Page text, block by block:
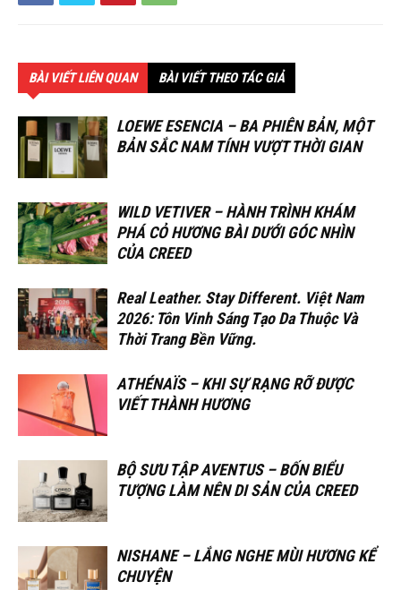
BÀI VIẾT LIÊN QUAN BÀI VIẾT THEO TÁC GIẢ
LOEWE ESENCIA – BA PHIÊN BẢN, MỘT
BẢN SẮC NAM TÍNH VƯỢT THỜI GIAN
WILD VETIVER – HÀNH TRÌNH KHÁM
PHÁ CỎ HƯƠNG BÀI DƯỚI GÓC NHÌN
CỦA CREED
Real Leather. Stay Different. Việt Nam
2026: Tôn Vinh Sáng Tạo Da Thuộc Và
Thời Trang Bền Vững.
ATHÉNAÏS – KHI SỰ RẠNG RỠ ĐƯỢC
VIẾT THÀNH HƯƠNG
BỘ SƯU TẬP AVENTUS – BỐN BIỂU
TƯỢNG LÀM NÊN DI SẢN CỦA CREED
NISHANE – LẮNG NGHE MÙI HƯƠNG KỂ
CHUYỆN